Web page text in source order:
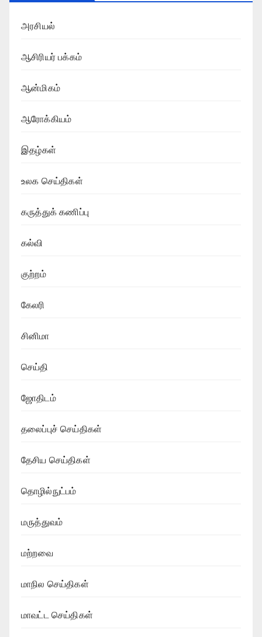
அரசியல்
ஆசிரியர் பக்கம்
ஆன்மிகம்
ஆரோக்கியம்
இதழ்கள்
உலக செய்திகள்
கருத்துக் கணிப்பு
கல்வி
குற்றம்
கேலரி
சினிமா
செய்தி
ஜோதிடம்
தலைப்புச் செய்திகள்
தேசிய செய்திகள்
தொழில்நுட்பம்
மருத்துவம்
மற்றவை
மாநில செய்திகள்
மாவட்ட செய்திகள்